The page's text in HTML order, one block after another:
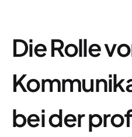
Die Rolle
bei der